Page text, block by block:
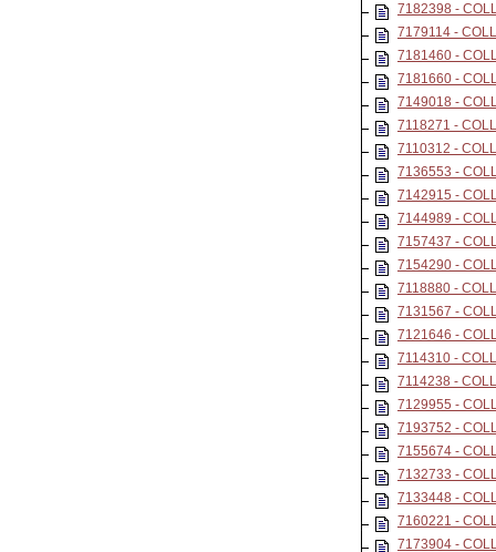
7182398 -
7179114 -
7181460 -
7181660 -
7149018 -
7118271 -
7110312 -
7136553 -
7142915 -
7144989 -
7157437 -
7154290 -
7118880 -
7131567 -
7121646 -
7114310 -
7114238 -
7129955 -
7193752 -
7155674 -
7132733 -
7133448 -
7160221 -
7173904 -